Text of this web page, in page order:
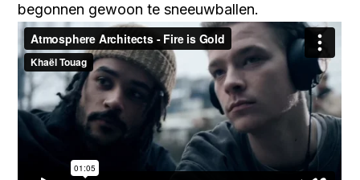
begonnen gewoon te sneeuwballen.